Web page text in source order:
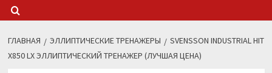
ГЛАВНАЯ ЭЛЛИПТИЧЕСКИЕ ТРЕНАЖЕРЫ
SVENSSON INDUSTRIAL HIT
X850 LX ЭЛЛИПТИЧЕСКИЙ ТРЕНАЖЕР (ЛУЧШАЯ ЦЕНА)